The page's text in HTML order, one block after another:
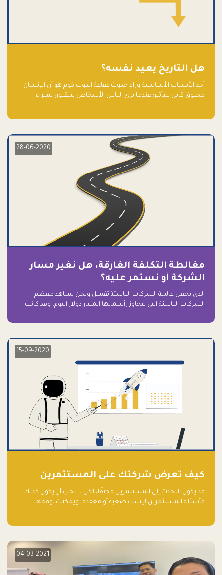
هل التاريخ يعيد نفسه؟
أحد الأسباب الأساسية وراء حدوث فقاعة الدوت كوم هو أن الإنسان
مخلوق قابل للتأثير؛ عندما يرى الناس الأشخاص يتنقلون لشراء
28-06-2020
مغالطة التكلفة الغارقة، هل نغير مسار
الشركة أو نستمر عليه؟
الذي يجعل غالبية الشركات الناشئة تفشل ونحن نشاهد معظم
الشركات الناشئة التي يتجاوز رأسمالها المليار دولار اليوم، وقد كانت
15-09-2020
كيف تعرض شركتك على المستثمرين
قد يكون التحدث إلى المستثمرين مخيفًا، لكن لا يجب أن يكون كذلك،
فأسئلة المستثمرين ليست صعبة أو معقدة، ويمكنك توقعها
04-03-2021